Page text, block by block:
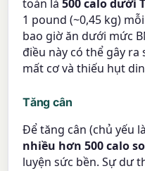
toàn là500 calo dưới
1 pound (~0,45 kg)
bao giờ ăn dưới mức
điều này có thể gây
mất cơ và thiếu hụt
Tăng cân
Để tăng cân (chủ yếu
nhiều hơn 500 calo so
luyện sức bền. Sự dư